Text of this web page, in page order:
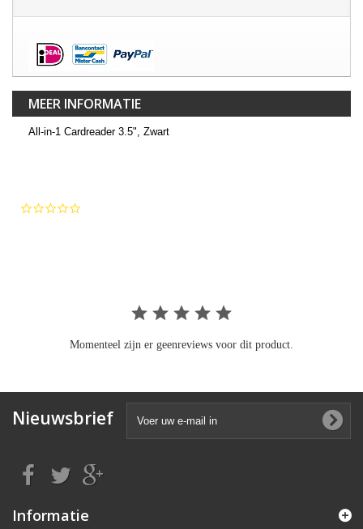
MEER INFORMATIE
All-in-1 Cardreader 3.5", Zwart
Momenteel zijn er geenreviews voor dit product.
Nieuwsbrief
Informatie